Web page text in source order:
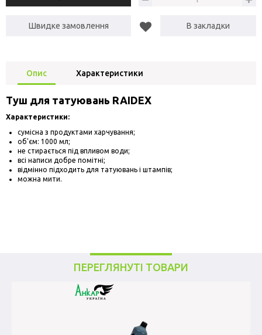
Швидке замовлення В закладки
Опис Характеристики
Туш для татуювань RAIDEX
Характеристики:
сумісна з продуктами харчування;
об'єм: 1000 мл;
не стирається під впливом води;
всі написи добре помітні;
відмінно підходить для татуювань і штампів;
можна мити.
ПЕРЕГЛЯНУТІ ТОВАРИ